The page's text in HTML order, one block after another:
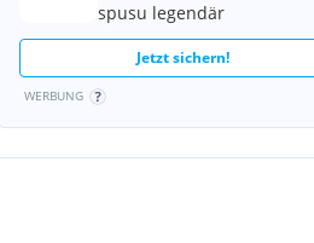
spusu legendär
Jetzt sichern!
WERBUNG